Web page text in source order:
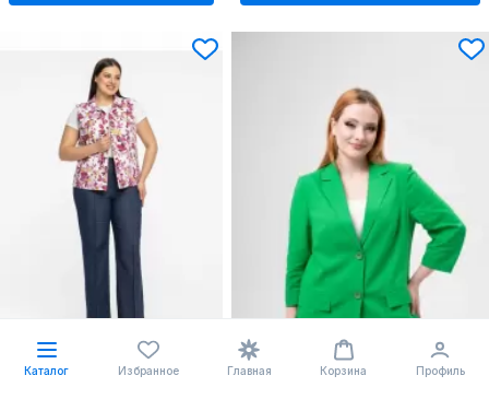
Каталог Избранное Главная Корзина Профиль